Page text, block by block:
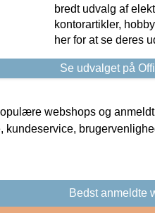
bredt udvalg af
kontorartikler,
her for at se deres
Se udvalget på
webshops og
kundeservice,
Bedst anmeldte